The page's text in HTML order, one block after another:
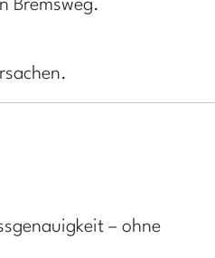
Bremsweg.
– ohne